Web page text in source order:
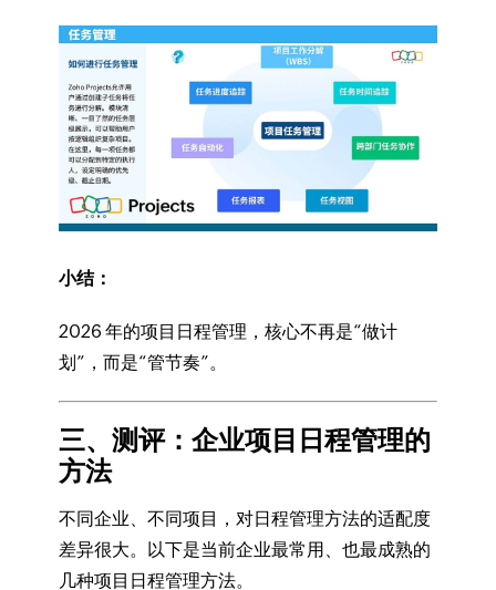
小结：
2026 年的项目日程管理，核心不再是“做计
划”，而是“管节奏”。
三、测评：企业项目日程管理的
方法
不同企业、不同项目，对日程管理方法的适配度
差异很大。以下是当前企业最常用、也最成熟的
几种项目日程管理方法。